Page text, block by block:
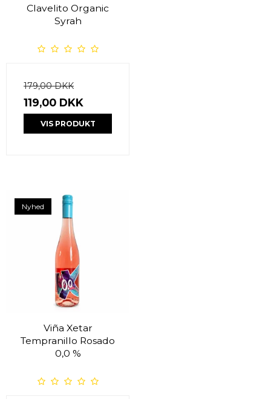
Clavelito Organic
Syrah
179,00 DKK
119,00 DKK
VIS PRODUKT
Nyhed
Viña Xetar
Tempranillo Rosado
0,0 %